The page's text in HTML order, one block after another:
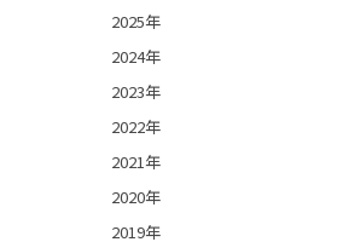
2025年
2024年
2023年
2022年
2021年
2020年
2019年